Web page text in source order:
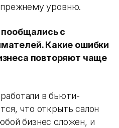
прежнему уровню.
с
Какие ошибки
повторяют чаще
в бьюти-
что открыть салон
бизнес сложен, и